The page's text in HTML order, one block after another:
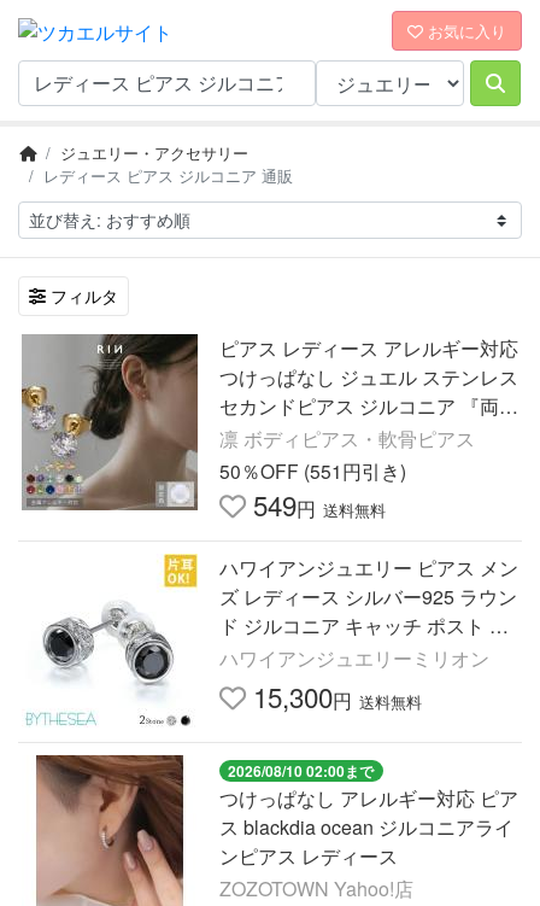
お気に入り
ジュエリー・アクセサリー
レディース ピアス ジルコニア 通販
フィルタ
ピアス レディース アレルギー対応
つけっぱなし ジュエル ステンレス
セカンドピアス ジルコニア 『両耳
用・2個セット』
凛 ボディピアス・軟骨ピアス
50％OFF (551円引き)
549円 送料無料
ハワイアンジュエリー ピアス メン
ズ レディース シルバー925 ラウン
ド ジルコニア キャッチ ポスト ブ
ランド 40代 50代 30代 20代
ハワイアンジュエリーミリオン
15,300円 送料無料
2026/08/10 02:00まで
つけっぱなし アレルギー対応 ピア
ス blackdia ocean ジルコニアライ
ンピアス レディース
ZOZOTOWN Yahoo!店